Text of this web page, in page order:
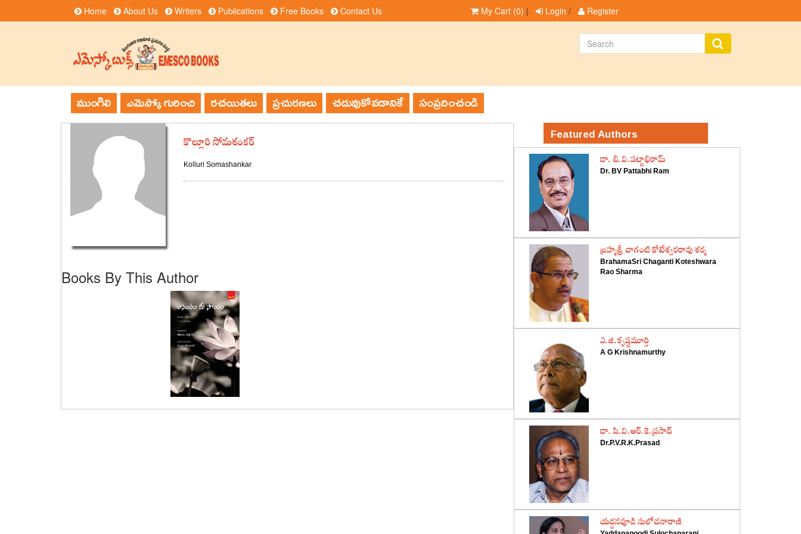
Home About Us Writers Publications Free Books Contact Us My Cart (0) | Login / Register
ముంగిలి ఎమెస్కో గురించి రచయితలు ప్రచురణలు చదువుకోవడానికే సంప్రదించండి
కొల్లూరి సోమశంకర్
Kolluri Somashankar
Books By This Author
Featured Authors
డా. బి.వి.పట్టాభిరామ్
Dr. BV Pattabhi Ram
‌బ్రహ్మశ్రీ చాగంటి కోటేశ్వరరావు శర్మ
BrahamaSri Chaganti Koteshwara
Rao Sharma
‌ఎ.జి.కృష్ణమూర్తి
A G Krishnamurthy
‌డా. పి.వి.ఆర్‌.కె.ప్రసాద్‌
Dr.P.V.R.K.Prasad
‌యద్దనపూడి సులోచనారాణి